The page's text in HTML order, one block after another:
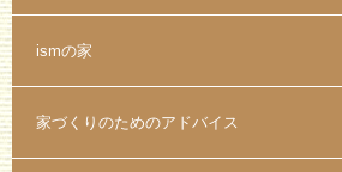
ismの家
家づくりのためのアドバイス